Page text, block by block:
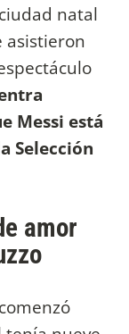
natal
asistieron
Messi está
Selección
amor